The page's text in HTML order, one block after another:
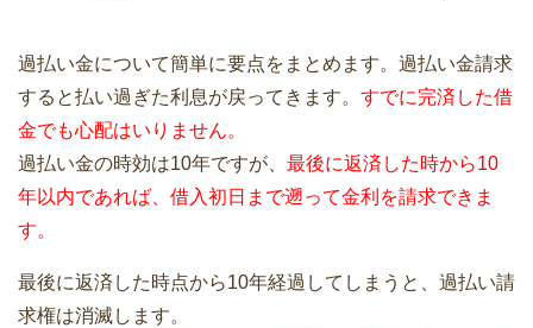
過払い金について簡単に要点をまとめます。過払い金請求
すると払い過ぎた利息が戻ってきます。 すでに完済した借
金でも心配はいりません。
過払い金の時効は10年ですが、 最後に返済した時から10
年以内であれば、借入初日まで遡って金利を請求できま
す。
最後に返済した時点から10年経過してしまうと、過払い請
求権は消滅します。